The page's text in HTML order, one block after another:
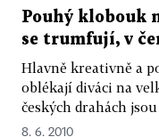
Pouhý klobouk
se trumfují, v
Hlavně kreativně a
oblékají diváci na
českých drahách
8. 6. 2010